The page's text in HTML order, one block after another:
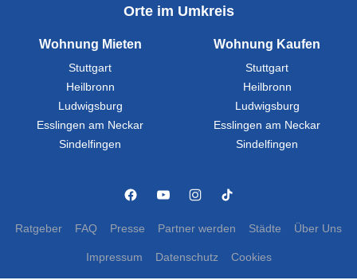
Orte im Umkreis
Wohnung Mieten
Stuttgart
Heilbronn
Ludwigsburg
Esslingen am Neckar
Sindelfingen
Wohnung Kaufen
Stuttgart
Heilbronn
Ludwigsburg
Esslingen am Neckar
Sindelfingen
Ratgeber FAQ Presse Partner werden Städte Über Uns
Impressum Datenschutz Cookies